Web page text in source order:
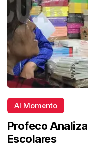
Al Momento
Profeco
Escolares